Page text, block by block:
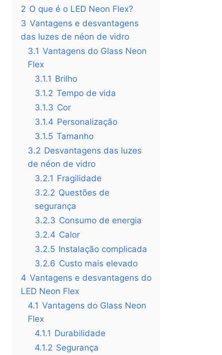
2 O que é o LED Neon Flex?
3 Vantagens e desvantagens
das luzes de néon de vidro
3.1 Vantagens do Glass Neon
Flex
3.1.1 Brilho
3.1.2 Tempo de vida
3.1.3 Cor
3.1.4 Personalização
3.1.5 Tamanho
3.2 Desvantagens das luzes
de néon de vidro
3.2.1 Fragilidade
3.2.2 Questões de
segurança
3.2.3 Consumo de energia
3.2.4 Calor
3.2.5 Instalação complicada
3.2.6 Custo mais elevado
4 Vantagens e desvantagens do
LED Neon Flex
4.1 Vantagens do Glass Neon
Flex
4.1.1 Durabilidade
4.1.2 Segurança